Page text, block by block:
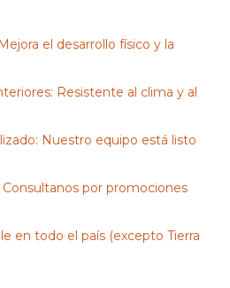
el desarrollo físico y la
Resistente al clima y al
Nuestro equipo está listo
Consultanos por promociones
en todo el país (excepto Tierra